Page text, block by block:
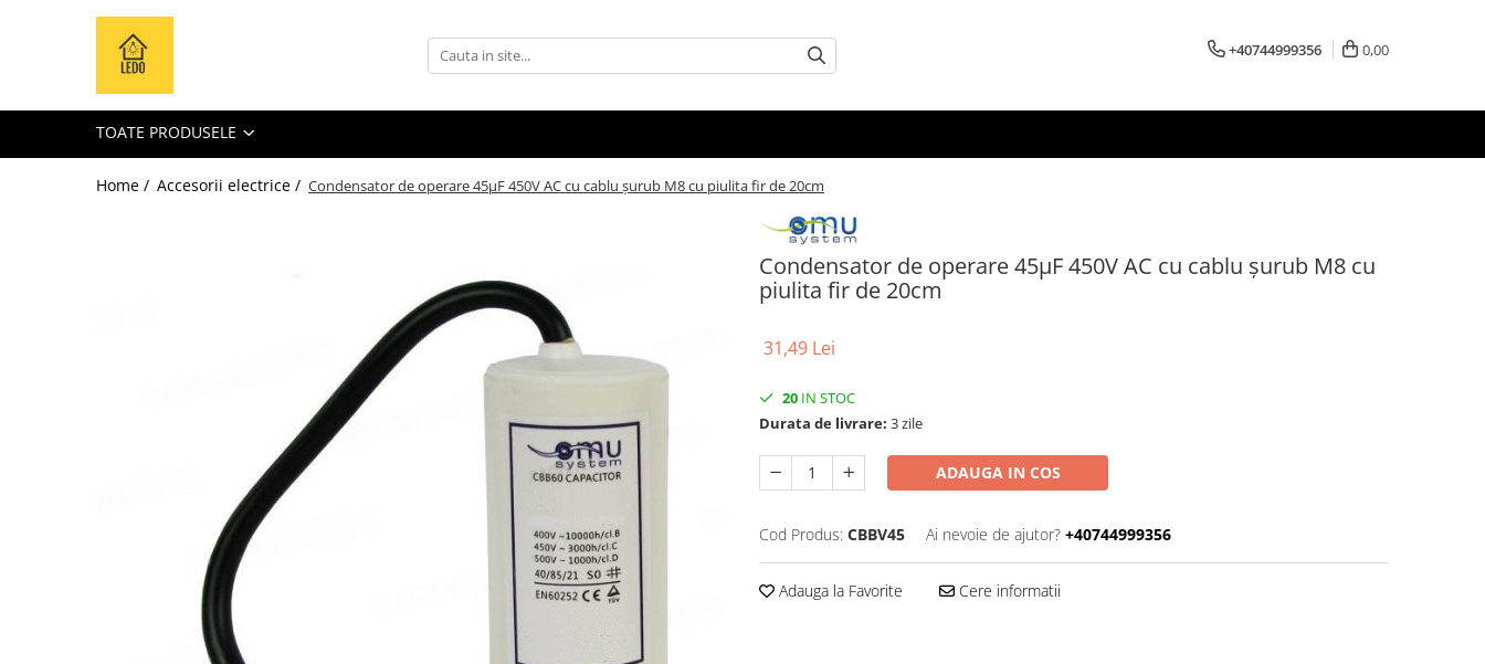
Toate Produsele
Tuburi LED
Intrerupatoare pentru tablouri
+40744999356 0,00
TOATE PRODUSELE
Home / Accesorii electrice / Condensator de operare 45μF 450V AC cu cablu șurub M8 cu piulita fir de 20cm
Condensator de operare 45μF 450V AC cu cablu șurub M8 cu
piulita fir de 20cm
31,49 Lei
20 IN STOC
Durata de livrare: 3 zile
ADAUGA IN COS
Cod Produs: CBBV45 Ai nevoie de ajutor? +40744999356
Adauga la Favorite Cere informatii